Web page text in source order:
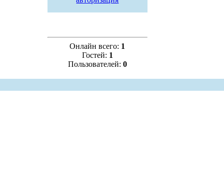
Онлайн всего: 1
Гостей: 1
Пользователей: 0